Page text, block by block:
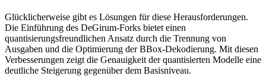
Glücklicherweise gibt es Lösungen für diese Herausforderungen.
Die Einführung des DeGirum-Forks bietet einen
quantisierungsfreundlichen Ansatz durch die Trennung von
Ausgaben und die Optimierung der BBox-Dekodierung. Mit diesen
Verbesserungen zeigt die Genauigkeit der quantisierten Modelle eine
deutliche Steigerung gegenüber dem Basisniveau.